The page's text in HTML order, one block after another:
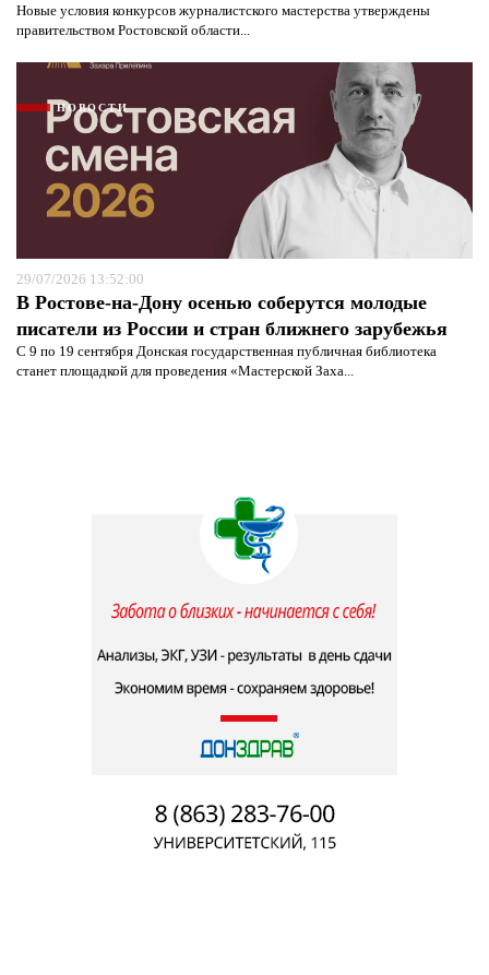
Новые условия конкурсов журналистского мастерства утверждены
правительством Ростовской области...
НОВОСТИ
29/07/2026 13:52:00
В Ростове-на-Дону осенью соберутся молодые
писатели из России и стран ближнего зарубежья
С 9 по 19 сентября Донская государственная публичная библиотека
станет площадкой для проведения «Мастерской Заха...